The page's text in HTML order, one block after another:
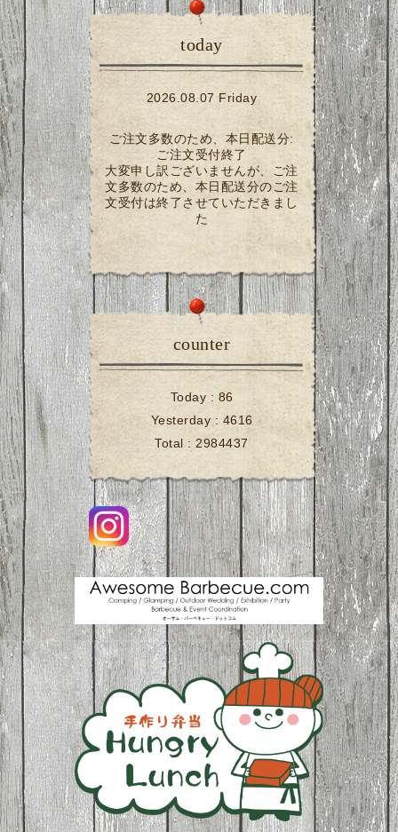
today
2026.08.07 Friday
ご注文多数のため、本日配送分:
ご注文受付終了
大変申し訳ございませんが、ご注
文多数のため、本日配送分のご注
文受付は終了させていただきまし
た
counter
Today : 86
Yesterday : 4616
Total :2984437